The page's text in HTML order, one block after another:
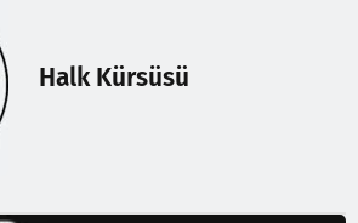
Halk Kürsüsü